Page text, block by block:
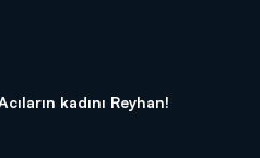
kadını Reyhan!